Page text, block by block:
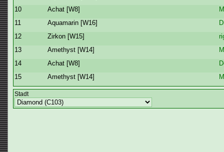
10
Achat [W8]
11
Aquamarin [W16]
12
Zirkon [W15]
13
Amethyst [W14]
14
Achat [W8]
15
Amethyst [W14]
Stadt